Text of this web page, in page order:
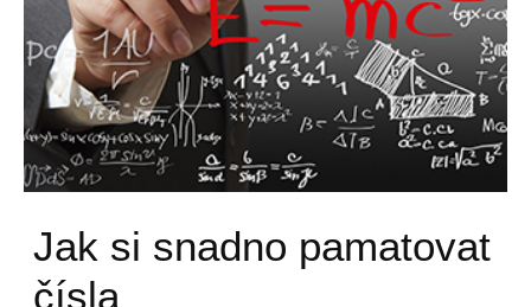
Jak si snadno pamatovat
čísla